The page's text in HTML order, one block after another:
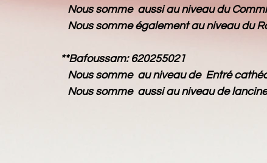
Nous somme aussi au niveau du
Nous somme également au niveau du
**Bafoussam: 620255021
Nous somme au niveau deEntré
Nous somme aussi au niveau de